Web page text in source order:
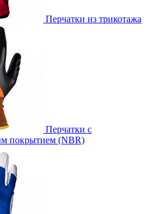
Перчатки из трикотажа
Перчатки с
покрытием (NBR)